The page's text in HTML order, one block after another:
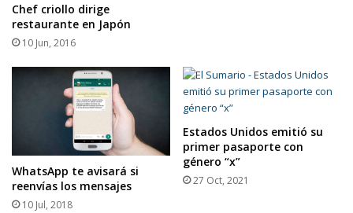
Chef criollo dirige
restaurante en Japón
10 Jun, 2016
WhatsApp te avisará si
reenvías los mensajes
10 Jul, 2018
Estados Unidos emitió su
primer pasaporte con
género “x”
27 Oct, 2021